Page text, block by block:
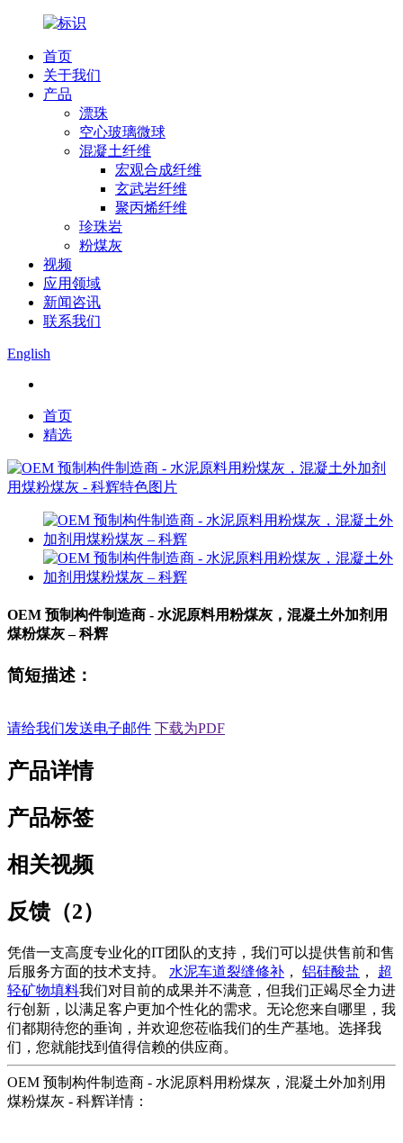
首页
关于我们
产品
漂珠
空心玻璃微球
混凝土纤维
宏观合成纤维
玄武岩纤维
聚丙烯纤维
珍珠岩
粉煤灰
视频
应用领域
新闻咨讯
联系我们
English
首页
精选
OEM 预制构件制造商 - 水泥原料用粉煤灰，混凝土外加剂用
煤粉煤灰 – 科辉
简短描述：
请给我们发送电子邮件 下载为PDF
产品详情
产品标签
相关视频
反馈（2）
凭借一支高度专业化的IT团队的支持，我们可以提供售前和售
后服务方面的技术支持。 水泥车道裂缝修补 ， 铝硅酸盐 ， 超
轻矿物填料我们对目前的成果并不满意，但我们正竭尽全力进
行创新，以满足客户更加个性化的需求。无论您来自哪里，我
们都期待您的垂询，并欢迎您莅临我们的生产基地。选择我
们，您就能找到值得信赖的供应商。
OEM 预制构件制造商 - 水泥原料用粉煤灰，混凝土外加剂用
煤粉煤灰 - 科辉详情：